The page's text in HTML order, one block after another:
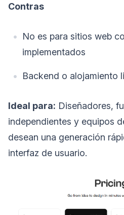
Contras
No es para sitios web
implementados
Backend o alojamiento
Ideal para: Diseñadores,
independientes y equipos
desean una generación
interfaz de usuario.